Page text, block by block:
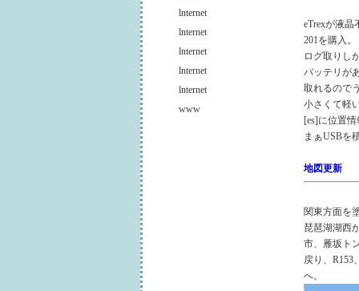
lnternet
lnternet
lnternet
lnternet
lnternet
www
eTrexが液
201を購入。
ログ取りし
バッテリが
取れるので
小さくて軽
[es]に位置
まぁUSBを
地図更新
関東方面を
琵琶湖湖西
市、雁坂ト
戻り、R153
へ。